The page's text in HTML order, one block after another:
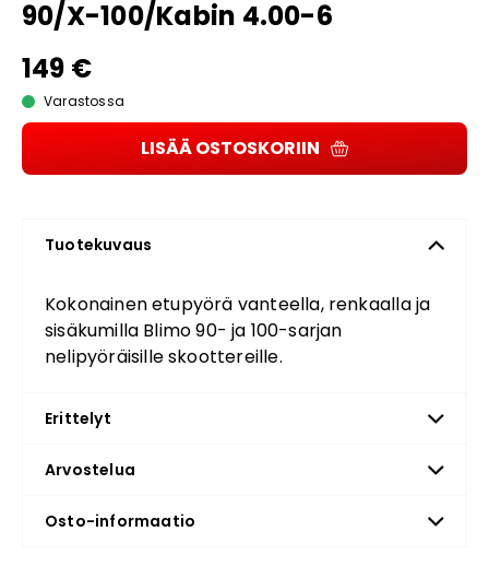
90/X-100/Kabin 4.00-6
149 €
Varastossa
LISÄÄ OSTOSKORIIN
Tuotekuvaus
Kokonainen etupyörä vanteella, renkaalla ja
sisäkumilla Blimo 90- ja 100-sarjan
nelipyöräisille skoottereille.
Erittelyt
Arvostelua
Osto-informaatio